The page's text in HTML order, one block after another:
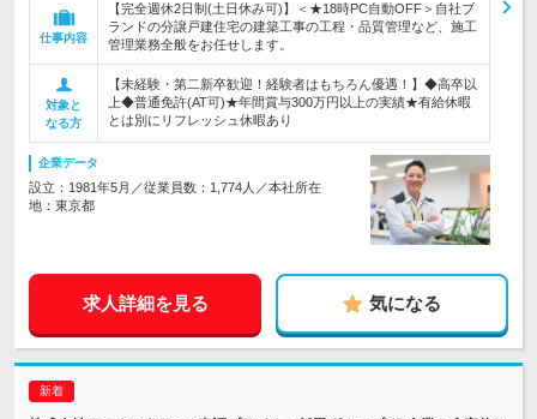
仕事内容
【完全週休2日制(土日休み可)】＜★18時PC自動OFF＞自社ブ
ランドの分譲戸建住宅の建築工事の工程・品質管理など、施工
管理業務全般をお任せします。
対象と
なる方
【未経験・第二新卒歓迎！経験者はもちろん優遇！】◆高卒以
上◆普通免許(AT可)★年間賞与300万円以上の実績★有給休暇
とは別にリフレッシュ休暇あり
企業データ
設立：1981年5月／従業員数：1,774人／本社所在
地：東京都
求人詳細を見る 気になる